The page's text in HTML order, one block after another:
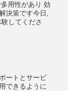
用性があり 効
決策です今日,
してくださ
ートとサービ
できるように